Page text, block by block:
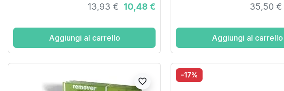
13,93 € 10,48 €
Aggiungi al carrello
35,50 €
Aggiungi al carrello
favorite_border
-17%